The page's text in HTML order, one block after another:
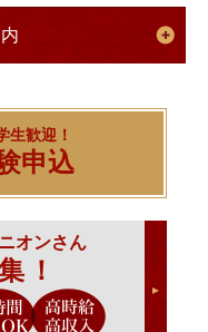
生歓迎！
申込
オンさん
！